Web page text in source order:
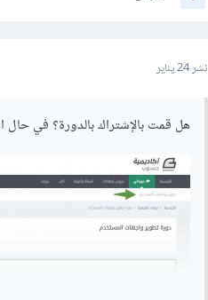
نشر24 يناير
هل قمت بالإشتراك بالدورة؟ في حال